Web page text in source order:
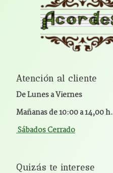
Atención al cliente
De Lunes a Viernes
Mañanas de 10:00 a 14,00 h.
Sábados Cerrado
Quizás te interese